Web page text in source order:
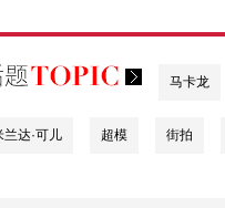
马卡龙
兰达·可儿 超模 街拍